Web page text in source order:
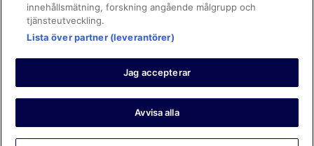
Avboka eller ändra din bokning
Boka ett flyg med flygbolagskredit
Återbetalningsprocess och tidslinjer
© 2026 Expedia, Inc., ett företag inom Expedia Group.
https://www.expediagroup.com/ Med ensamrätt. MrJet är ett
varumärke eller registrerat varumärke som tillhör Expedia, Inc.
innehållsmätning, forskning angående målgrupp och
tjänsteutveckling.
Lista över partner (leverantörer)
Jag accepterar
Avvisa alla